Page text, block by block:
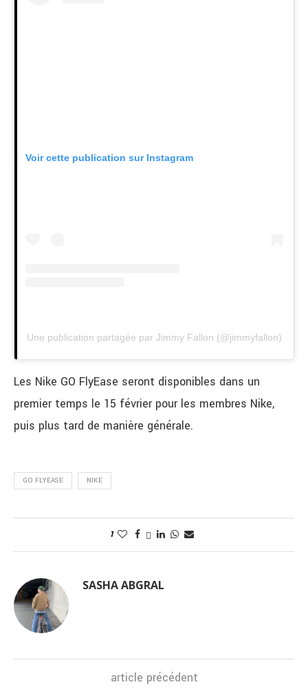
Voir cette publication sur Instagram
Une publication partagée par Jimmy Fallon (@jimmyfallon)
Les Nike GO FlyEase seront disponibles dans un
premier temps le 15 février pour les membres Nike,
puis plus tard de manière générale.
GO FLYEASE NIKE
1
SASHA ABGRAL
article précédent